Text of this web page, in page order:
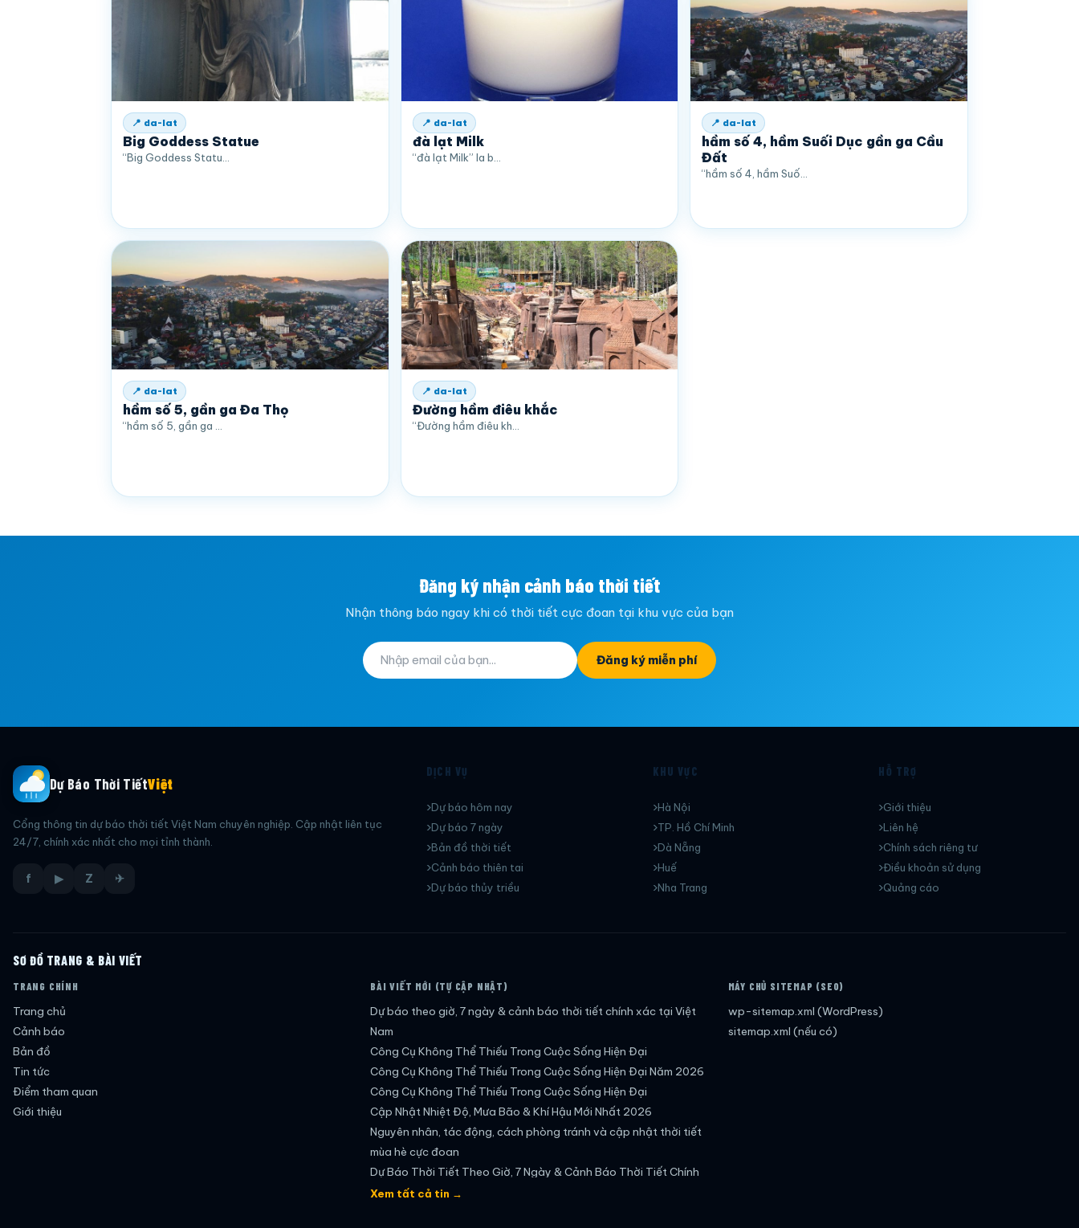
📍 da-lat
Big Goddess Statue
“Big Goddess Statu…
📍 da-lat
đà lạt Milk
“đà lạt Milk” la b…
📍 da-lat
hầm số 4, hầm Suối Dục gần ga Cầu
Đất
“hầm số 4, hầm Suố…
📍 da-lat
hầm số 5, gần ga Đa Thọ
“hầm số 5, gần ga …
📍 da-lat
Đường hầm điêu khắc
“Đường hầm điêu kh…
Đăng ký nhận cảnh báo thời tiết
Nhận thông báo ngay khi có thời tiết cực đoan tại khu vực của bạn
Đăng ký miễn phí
Dự Báo Thời TiếtViệt
Cổng thông tin dự báo thời tiết Việt Nam chuyên nghiệp. Cập nhật liên tục
24/7, chính xác nhất cho mọi tỉnh thành.
f ▶ Z ✈
DỊCH VỤ
Dự báo hôm nay
Dự báo 7 ngày
Bản đồ thời tiết
Cảnh báo thiên tai
Dự báo thủy triều
KHU VỰC
Hà Nội
TP. Hồ Chí Minh
Dà Nẵng
Huế
Nha Trang
HỖ TRỢ
Giới thiệu
Liên hệ
Chính sách riêng tư
Điều khoản sử dụng
Quảng cáo
SƠ ĐỒ TRANG & BÀI VIẾT
TRANG CHÍNH
Trang chủ
Cảnh báo
Bản đồ
Tin tức
Điểm tham quan
Giới thiệu
BÀI VIẾT MỚI (TỰ CẬP NHẬT)
Dự báo theo giờ, 7 ngày & cảnh báo thời tiết chính xác tại Việt
Nam
Công Cụ Không Thể Thiếu Trong Cuộc Sống Hiện Đại
Công Cụ Không Thể Thiếu Trong Cuộc Sống Hiện Đại Năm 2026
Công Cụ Không Thể Thiếu Trong Cuộc Sống Hiện Đại
Cập Nhật Nhiệt Độ, Mưa Bão & Khí Hậu Mới Nhất 2026
Nguyên nhân, tác động, cách phòng tránh và cập nhật thời tiết
mùa hè cực đoan
Dự Báo Thời Tiết Theo Giờ, 7 Ngày & Cảnh Báo Thời Tiết Chính
Xác Nhất
Xem tất cả tin →
MÁY CHỦ SITEMAP (SEO)
wp-sitemap.xml (WordPress)
sitemap.xml (nếu có)